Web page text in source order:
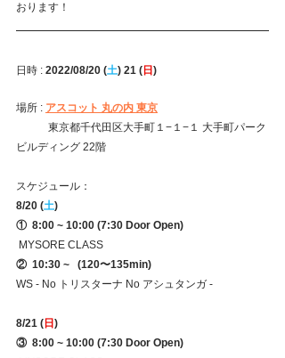
おります！
日時 : 2022/08/20 (土) 21 ( 日 )
場所 : アスコット 丸の内 東京
東京都千代田区大手町１−１−１ 大手町パーク
ビルディング 22階
スケジュール：
8/20 (土)
①
  8:00 ~ 10:00 (7:30 Door Open)
MYSORE CLASS
② 10:30 ~   (120〜135min)
WS - No トリスターナ No アシュタンガ -
8/21 ( 日 )
③  8:00 ~ 10:00 (7:30 Door Open)